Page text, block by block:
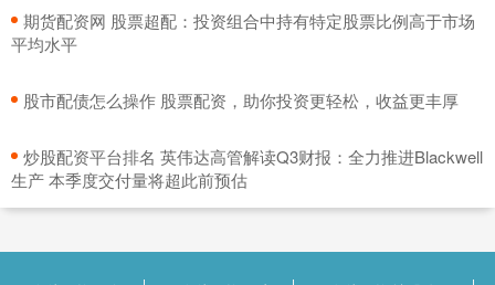
​期货配资网 股票超配：投资组合中持有特定股票比例高于市场
平均水平
​股市配债怎么操作 股票配资，助你投资更轻松，收益更丰厚
​炒股配资平台排名 英伟达高管解读Q3财报：全力推进Blackwell
生产 本季度交付量将超此前预估